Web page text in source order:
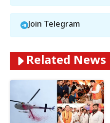
Join Telegram
Related News